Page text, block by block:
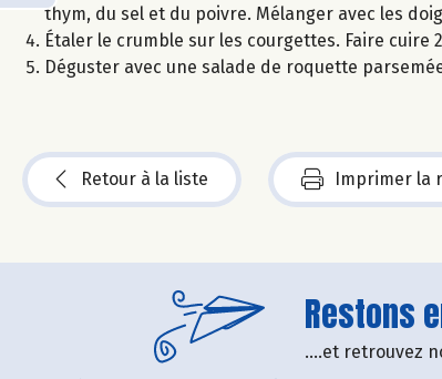
thym, du sel et du poivre. Mélanger avec les
Étaler le crumble sur les courgettes. Faire cuire
Déguster avec une salade de roquette
Retour à la liste Imprimer la
Restons
....et retrouvez